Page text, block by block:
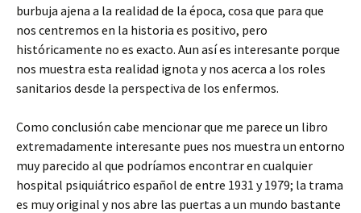
burbuja ajena a la realidad de la época, cosa que para que
nos centremos en la historia es positivo, pero
históricamente no es exacto. Aun así es interesante porque
nos muestra esta realidad ignota y nos acerca a los roles
sanitarios desde la perspectiva de los enfermos.
Como conclusión cabe mencionar que me parece un libro
extremadamente interesante pues nos muestra un entorno
muy parecido al que podríamos encontrar en cualquier
hospital psiquiátrico español de entre 1931 y 1979; la trama
es muy original y nos abre las puertas a un mundo bastante